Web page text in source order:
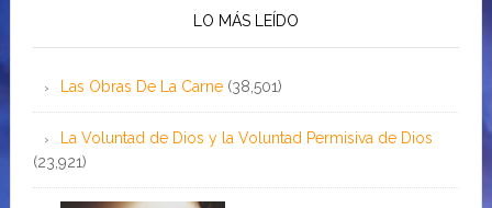
LO MÁS LEÍDO
Las Obras De La Carne (38,501)
La Voluntad de Dios y la Voluntad Permisiva de Dios
(23,921)